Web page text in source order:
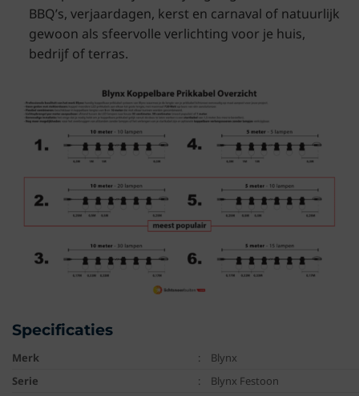
BBQ’s, verjaardagen, kerst en carnaval of natuurlijk
gewoon als sfeervolle verlichting voor je huis,
bedrijf of terras.
Specificaties
Merk :
Blynx
Serie
:
Blynx Festoon